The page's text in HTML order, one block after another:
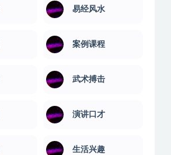
易经风水
案例课程
武术搏击
演讲口才
生活兴趣